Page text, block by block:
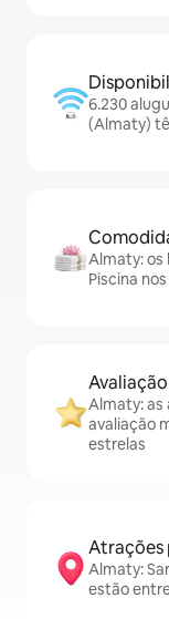
6.230
(Almaty)
Almaty: os
Piscina
Almaty:
avaliação
estrelas
Atrações
Almaty:
estão